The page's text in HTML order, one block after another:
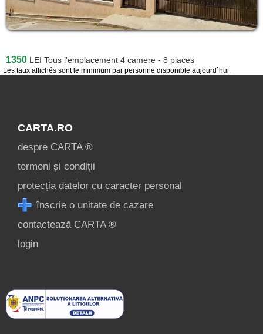
Les taux affichés sont le minimum par personne disponible aujourd`hui.
1350 LEI Tous l'emplacement 4 camere - 8 places
CARTA.RO
despre CARTA ®
termeni și condiții
protecția datelor cu caracter personal
înscrie o unitate de cazare
contactează CARTA ®
login